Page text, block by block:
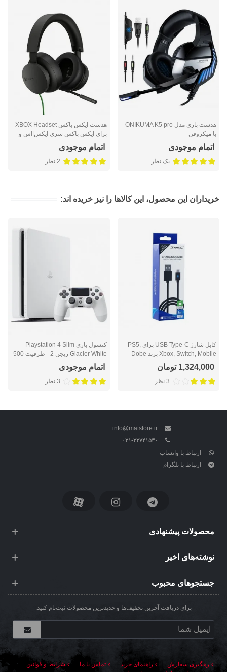
هدست بازی مدل ONIKUMA K5 pro
با میکروفن
اتمام موجودی
یک نظر
هدست ایکس باکس XBOX Headset
برای ایکس باکس سری ایکس|اس و
ایکس باکس وان باسیم
اتمام موجودی
2 نظر
خریداران این محصول، این کالاها را نیز خریده اند:
کابل شارژ USB Type-C برای PS5,
Xbox, Switch, Mobile برند Dobe
1,324,000 تومان
3 نظر
کنسول بازی Playstation 4 Slim
Glacier White ریجن 2 - ظرفیت 500
گیگابایت
اتمام موجودی
3 نظر
info@matstore.ir
۰۲۱-۲۲۷۴۱۵۳۰
ارتباط با واتساپ
ارتباط با تلگرام
محصولات پیشنهادی
نوشته‌های اخیر
جستجوهای محبوب
برای دریافت آخرین تخفیف‌ها و جدیدترین محصولات ثبت‌نام کنید.
رهگیری سفارش راهنمای خرید تماس با ما
شرایط و قوانین